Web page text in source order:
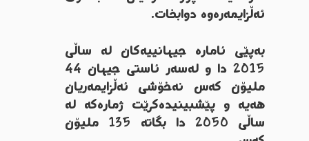
ئه‌ڵزایمه‌ره‌وه‌ دوابخات.
به‌پێی ئاماره‌ جیهانییه‌كان له‌ ساڵی
2015 دا و له‌سه‌ر ئاستی جیهان 44
ملیۆن كه‌س نه‌خۆشی ئه‌ڵزایمه‌ریان
هه‌یه‌ و پێشبینیده‌كرێت ژماره‌كه‌ له‌
ساڵی 2050 دا بگاته‌ 135 ملیۆن